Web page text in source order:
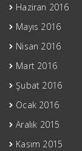
Haziran 2016
Mayıs 2016
Nisan 2016
Mart 2016
Şubat 2016
Ocak 2016
Aralık 2015
Kasım 2015